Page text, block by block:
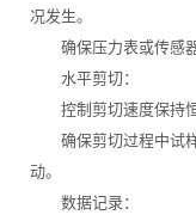
况发生。
确保压力表或传感器
水平剪切：
控制剪切速度保持恒
确保剪切过程中试样
动。
数据记录：